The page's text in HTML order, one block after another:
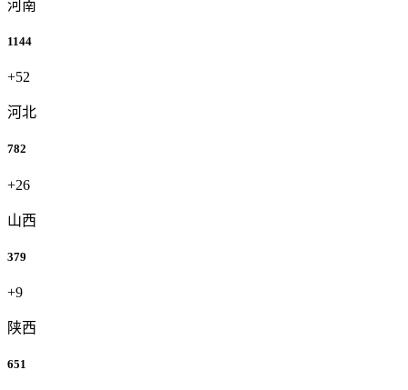
河南
1144
+52
河北
782
+26
山西
379
+9
陕西
651